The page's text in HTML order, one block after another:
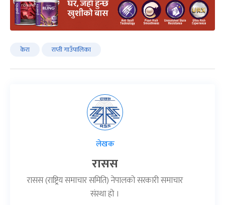
केरा राप्ती गाउँपालिका
लेखक
रासस
रासस (राष्ट्रिय समाचार समिति) नेपालको सरकारी समाचार
संस्था हो ।